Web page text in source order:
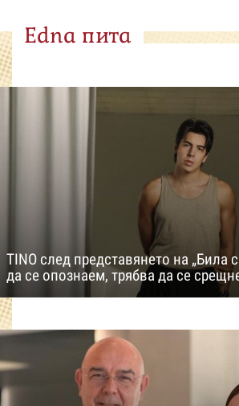
Edna пита
TINO след представянето на „Била
да се опознаем, трябва да се